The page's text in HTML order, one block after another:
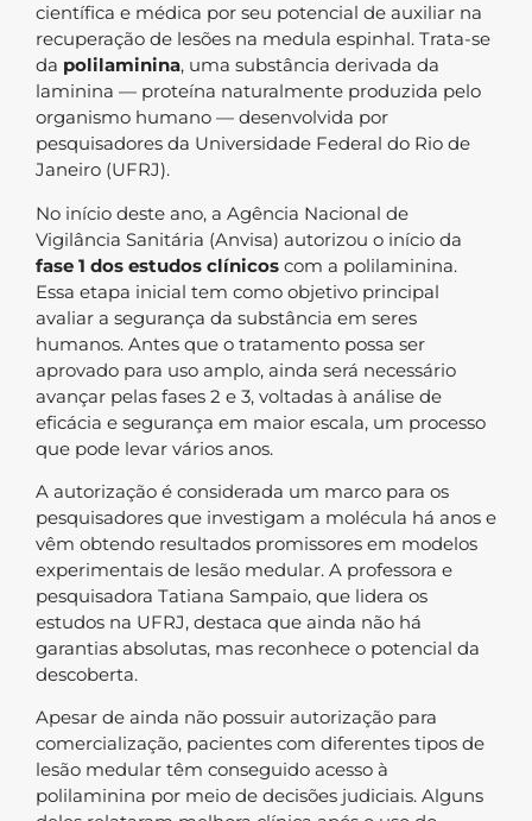
científica e médica por seu potencial de auxiliar na
recuperação de lesões na medula espinhal. Trata-se
da polilaminina, uma substância derivada da
laminina — proteína naturalmente produzida pelo
organismo humano — desenvolvida por
pesquisadores da Universidade Federal do Rio de
Janeiro (UFRJ).
No início deste ano, a Agência Nacional de
Vigilância Sanitária (Anvisa) autorizou o início da
fase 1 dos estudos clínicos com a polilaminina.
Essa etapa inicial tem como objetivo principal
avaliar a segurança da substância em seres
humanos. Antes que o tratamento possa ser
aprovado para uso amplo, ainda será necessário
avançar pelas fases 2 e 3, voltadas à análise de
eficácia e segurança em maior escala, um processo
que pode levar vários anos.
A autorização é considerada um marco para os
pesquisadores que investigam a molécula há anos e
vêm obtendo resultados promissores em modelos
experimentais de lesão medular. A professora e
pesquisadora Tatiana Sampaio, que lidera os
estudos na UFRJ, destaca que ainda não há
garantias absolutas, mas reconhece o potencial da
descoberta.
Apesar de ainda não possuir autorização para
comercialização, pacientes com diferentes tipos de
lesão medular têm conseguido acesso à
polilaminina por meio de decisões judiciais. Alguns